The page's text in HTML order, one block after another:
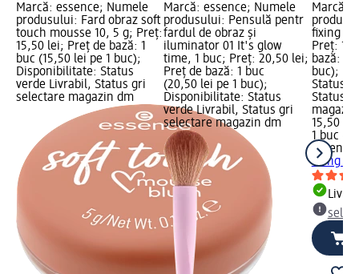
Marcă: essence; Numele
produsului: Fard obraz soft
touch mousse 10, 5 g; Preț:
15,50 lei; Preț de bază: 1
buc (15,50 lei pe 1 buc);
Disponibilitate: Status
verde Livrabil, Status gri
selectare magazin dm
Marcă: essence; Numele
produsului: Pensulă pentr
fardul de obraz și
iluminator 01 It's glow
time, 1 buc; Preț: 20,50 lei;
Preț de bază: 1 buc
(20,50 lei pe 1 buc);
Disponibilitate: Status
verde Livrabil, Status gri
selectare magazin dm
Marcă:
fixing
Preț:
bază: 1
buc);
Status
Status
15,50 lei
1 buc
essence
fixing